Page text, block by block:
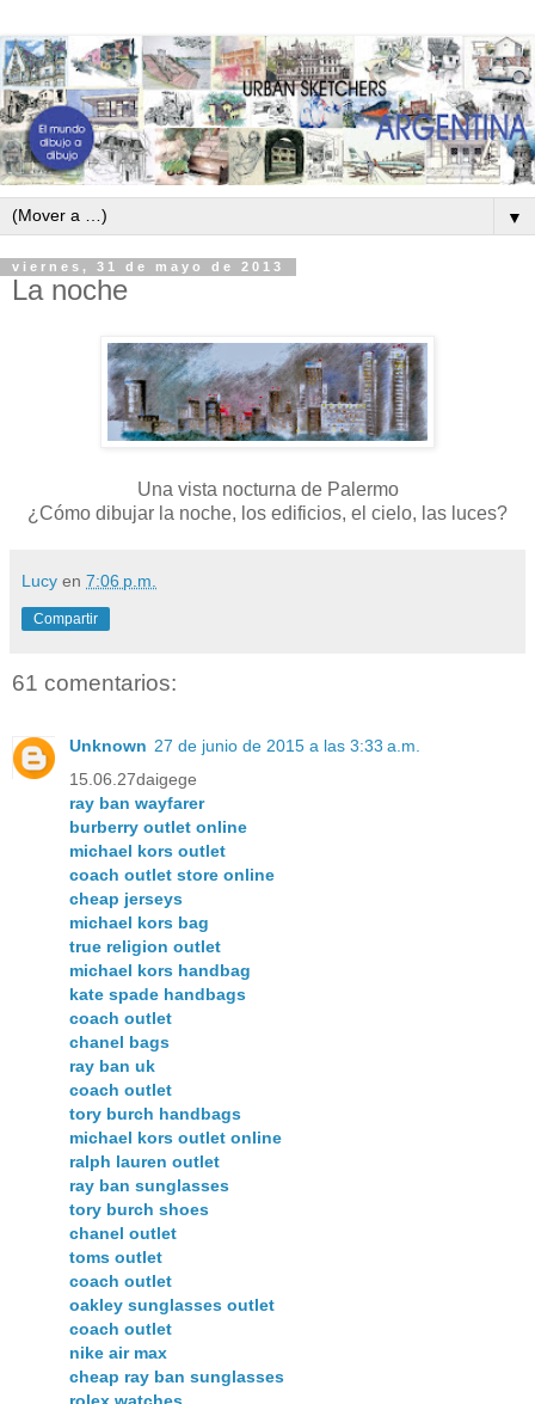
▼
viernes, 31 de mayo de 2013
La noche
Una vista nocturna de Palermo
¿Cómo dibujar la noche, los edificios, el cielo, las luces?
Lucy en 7:06 p.m.
Compartir
61 comentarios:
Unknown 27 de junio de 2015 a las 3:33 a.m.
15.06.27daigege
ray ban wayfarer
burberry outlet online
michael kors outlet
coach outlet store online
cheap jerseys
michael kors bag
true religion outlet
michael kors handbag
kate spade handbags
coach outlet
chanel bags
ray ban uk
coach outlet
tory burch handbags
michael kors outlet online
ralph lauren outlet
ray ban sunglasses
tory burch shoes
chanel outlet
toms outlet
coach outlet
oakley sunglasses outlet
coach outlet
nike air max
cheap ray ban sunglasses
rolex watches